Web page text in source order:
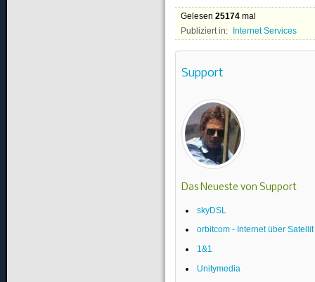
Gelesen25174 mal
Publiziert in:
Internet Services
Support
Das Neueste von Support
skyDSL
orbitcom - Internet über Satellit
1&1
Unitymedia